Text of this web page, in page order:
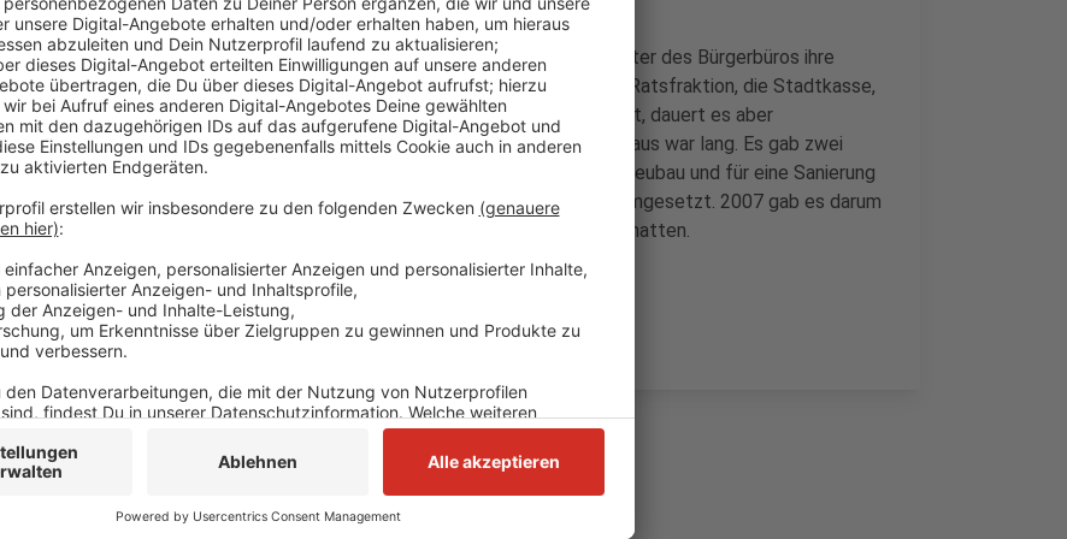
Zuerst beziehen heute der Verwaltungsvorstand und die Mitarbeiter des Bürgerbüros ihre
Plätze im Ratinger Rathaus. Bis Anfang Juli folgen dann auch die Ratsfraktion, die Stadtkasse,
das Finanz- und das Sozialamt. Bis das Rathaus komplett fertig ist, dauert es aber
wahrscheinlich noch bis zum Herbst. Der Weg zu dem neuen Rathaus war lang. Es gab zwei
Bürgerentscheide. Darin sprachen sich die Ratinger gegen einen Neubau und für eine Sanierung
des Gebäudes aus. Der erste Entscheid im Jahr 2005 wurde nie umgesetzt. 2007 gab es darum
eine Zweiten. Er war jedoch ungültig, weil zu wenige mitgemacht hatten.
Anzeige